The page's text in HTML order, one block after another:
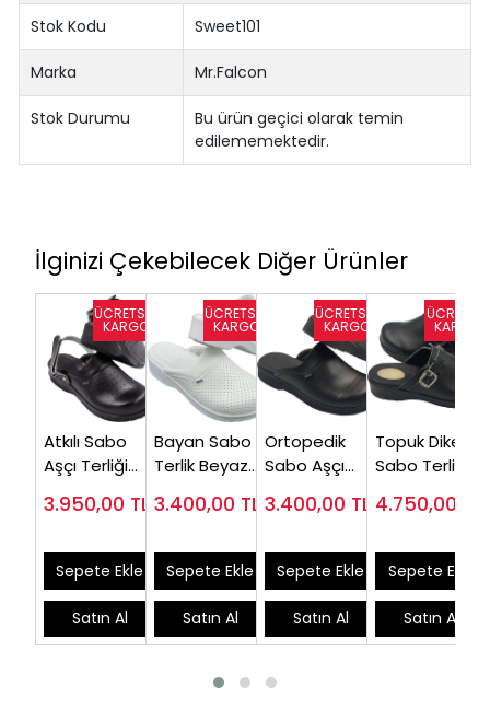
Stok Kodu Sweet101
Marka Mr.Falcon
Stok Durumu
Bu ürün geçici olarak temin
edilememektedir.
İlginizi Çekebilecek Diğer Ürünler
Atkılı Sabo
Aşçı Terliği
HDA126S
3.950,00 TL
Sepete Ekle
Satın Al
Bayan Sabo
Terlik Beyaz
Satılan)
3.400,00 TL
Sepete Ekle
Satın Al
Ortopedik
Sabo Aşçı
Siyah HD777S
3.400,00 TL
Sepete Ekle
Satın Al
Topuk Dikeni
Sabo Terliği
EPT202S (En
4.750,00
Sepete Ekle
Satın Al